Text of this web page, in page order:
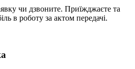
чи дзвоните. Приїжджаєте та
в роботу за актом передачі.